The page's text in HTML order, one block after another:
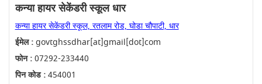
कन्या हायर सेकेंडरी स्कूल धार
कन्या हायर सेकेंडरी स्कूल, रतलाम रोड, घोडा चौपाटी, धार
ईमेल :govtghssdhar[at]gmail[dot]com
फोन :07292-233440
पिन कोड :454001